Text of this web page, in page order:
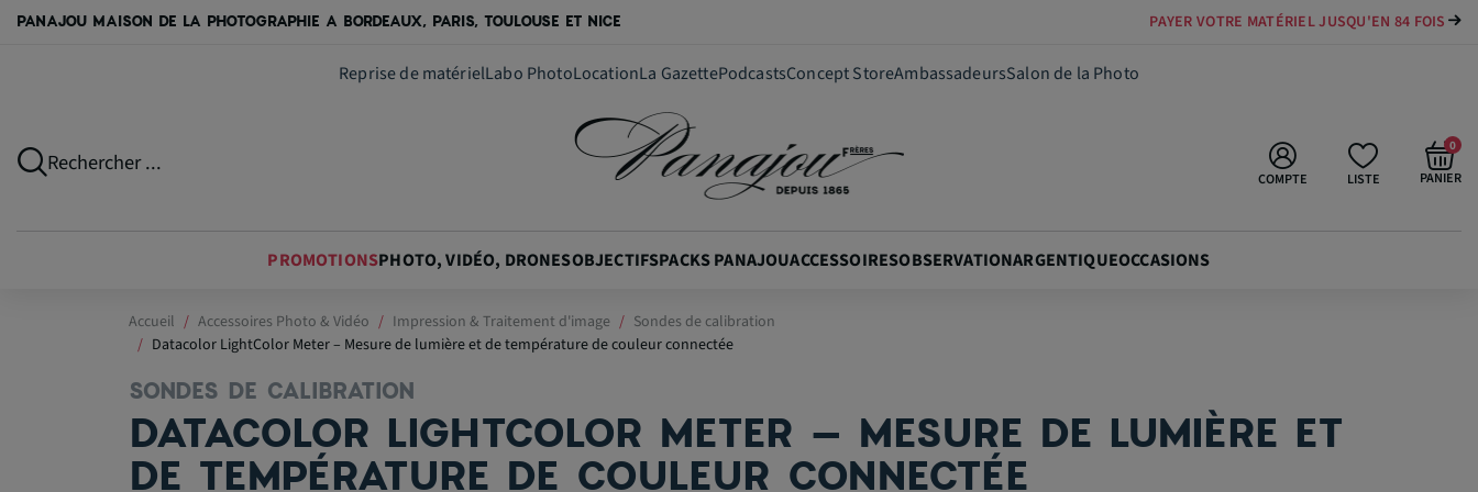
PANAJOU MAISON DE LA PHOTOGRAPHIE A BORDEAUX, PARIS, TOULOUSE ET NICE PAYER VOTRE MATÉRIEL JUSQU'EN 84 FOIS
Reprise de matérielLabo PhotoLocationLa GazettePodcastsConcept StoreAmbassadeursSalon de la Photo
Rechercher ...
LISTE
COMPTE PANIER
0
PROMOTIONSPHOTO, VIDÉO, DRONESOBJECTIFSPACKS PANAJOUACCESSOIRESOBSERVATIONARGENTIQUEOCCASIONS
Accueil Accessoires Photo & Vidéo Impression & Traitement d'image
Sondes de calibration
Datacolor LightColor Meter – Mesure de lumière et de température de couleur connectée
SONDES DE CALIBRATION
DATACOLOR LIGHTCOLOR METER – MESURE DE LUMIÈRE ET
DE TEMPÉRATURE DE COULEUR CONNECTÉE
449,99 €